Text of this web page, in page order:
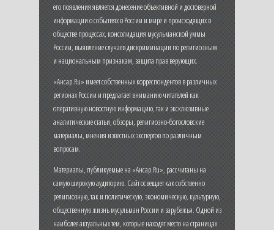
его появления является донесение объективной и достоверной
информации о событиях в России и мире и происходящих в
обществе процессах, консолидация мусульманской уммы
России, выявление случаев дискриминации по религиозным
и национальным признакам, защита прав верующих.
«Ансар.Ru» имеет собственных корреспондентов в различных
регионах России и предлагает вниманию читателей как
оперативную новостную информацию, так и эксклюзивные
аналитические статьи, обзоры, религиозно-богословские
материалы, мнения известных экспертов по различным
вопросам.
Материалы, публикуемые на «Ансар.Ru», рассчитаны на
самую широкую аудиторию. Сайт освещает как собственно
религиозную, так и политическую, экономическую, культурную,
общественную жизнь мусульман России и зарубежья. Одной из
наиболее актуальных тем, которые находят место на страницах